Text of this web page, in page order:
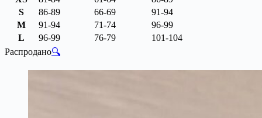
S
86-89 66-69
91-94
M
91-94 71-74
96-99
L
96-99 76-79
101-104
Распродано🔍